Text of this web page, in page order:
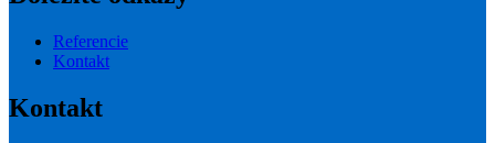
Referencie
Kontakt
Kontakt